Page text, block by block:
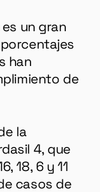
un gran
han
de
la
4, que
18, 6 y 11
casos de